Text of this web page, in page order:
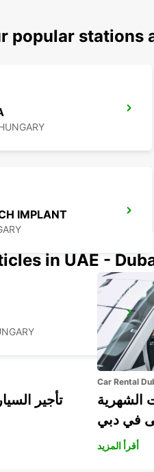
popular stations
IMPLANT
in UAE -
تأجير
Car Rental
الشهرية
في دبي
أقرأ المزيد